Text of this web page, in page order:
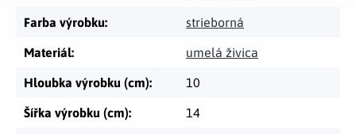
Farba výrobku: strieborná
Materiál: umelá živica
Hloubka výrobku (cm): 10
Šířka výrobku (cm): 14